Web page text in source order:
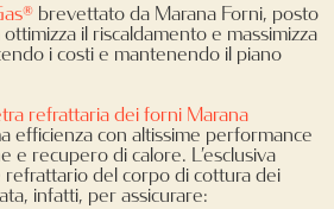
brevettato da Marana Forni, posto
il riscaldamento e massimizza
i costi e mantenendo il piano
refrattaria dei forni Marana
efficienza con altissime performance
e recupero di calore. L’esclusiva
refrattario del corpo di cottura dei
infatti, per assicurare: